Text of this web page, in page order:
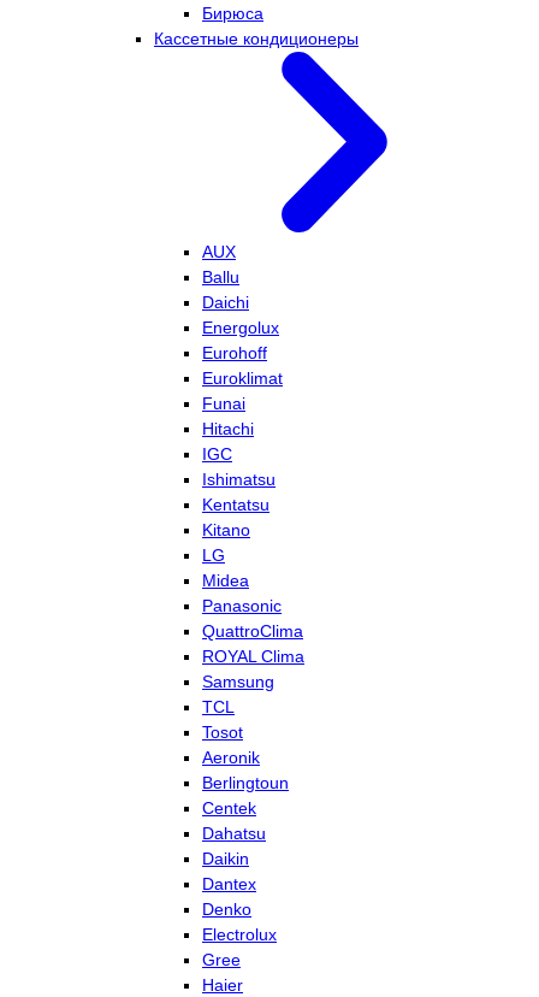
Бирюса
Кассетные кондиционеры
AUX
Ballu
Daichi
Energolux
Eurohoff
Euroklimat
Funai
Hitachi
IGC
Ishimatsu
Kentatsu
Kitano
LG
Midea
Panasonic
QuattroClima
ROYAL Clima
Samsung
TCL
Tosot
Aeronik
Berlingtoun
Centek
Dahatsu
Daikin
Dantex
Denko
Electrolux
Gree
Haier